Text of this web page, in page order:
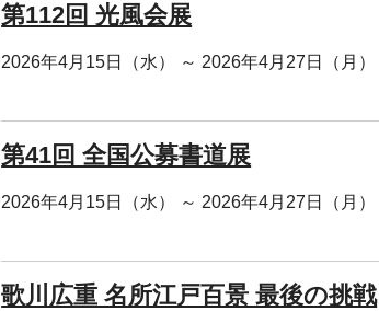
第112回 光風会展
2026年4月15日（水） ～ 2026年4月27日（月）
第41回 全国公募書道展
2026年4月15日（水） ～ 2026年4月27日（月）
歌川広重 名所江戸百景 最後の挑戦